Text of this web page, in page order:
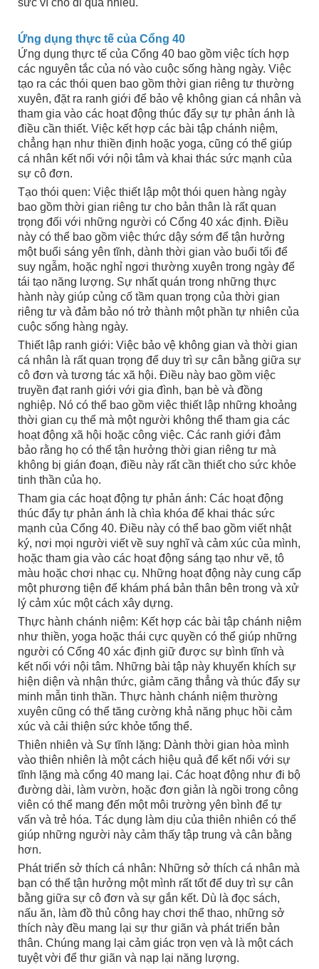
Ứng dụng thực tế của Cổng 40
Ứng dụng thực tế của Cổng 40 bao gồm việc tích hợp
các nguyên tắc của nó vào cuộc sống hàng ngày. Việc
tạo ra các thói quen bao gồm thời gian riêng tư thường
xuyên, đặt ra ranh giới để bảo vệ không gian cá nhân và
tham gia vào các hoạt động thúc đẩy sự tự phản ánh là
điều cần thiết. Việc kết hợp các bài tập chánh niệm,
chẳng hạn như thiền định hoặc yoga, cũng có thể giúp
cá nhân kết nối với nội tâm và khai thác sức mạnh của
sự cô đơn.
Tạo thói quen: Việc thiết lập một thói quen hàng ngày
bao gồm thời gian riêng tư cho bản thân là rất quan
trọng đối với những người có Cổng 40 xác định. Điều
này có thể bao gồm việc thức dậy sớm để tận hưởng
một buổi sáng yên tĩnh, dành thời gian vào buổi tối để
suy ngẫm, hoặc nghỉ ngơi thường xuyên trong ngày để
tái tạo năng lượng. Sự nhất quán trong những thực
hành này giúp củng cố tầm quan trọng của thời gian
riêng tư và đảm bảo nó trở thành một phần tự nhiên của
cuộc sống hàng ngày.
Thiết lập ranh giới: Việc bảo vệ không gian và thời gian
cá nhân là rất quan trọng để duy trì sự cân bằng giữa sự
cô đơn và tương tác xã hội. Điều này bao gồm việc
truyền đạt ranh giới với gia đình, bạn bè và đồng
nghiệp. Nó có thể bao gồm việc thiết lập những khoảng
thời gian cụ thể mà một người không thể tham gia các
hoạt động xã hội hoặc công việc. Các ranh giới đảm
bảo rằng họ có thể tận hưởng thời gian riêng tư mà
không bị gián đoạn, điều này rất cần thiết cho sức khỏe
tinh thần của họ.
Tham gia các hoạt động tự phản ánh: Các hoạt động
thúc đẩy tự phản ánh là chìa khóa để khai thác sức
mạnh của Cổng 40. Điều này có thể bao gồm viết nhật
ký, nơi mọi người viết về suy nghĩ và cảm xúc của mình,
hoặc tham gia vào các hoạt động sáng tạo như vẽ, tô
màu hoặc chơi nhạc cụ. Những hoạt động này cung cấp
một phương tiện để khám phá bản thân bên trong và xử
lý cảm xúc một cách xây dựng.
Thực hành chánh niệm: Kết hợp các bài tập chánh niệm
như thiền, yoga hoặc thái cực quyền có thể giúp những
người có Cổng 40 xác định giữ được sự bình tĩnh và
kết nối với nội tâm. Những bài tập này khuyến khích sự
hiện diện và nhận thức, giảm căng thẳng và thúc đẩy sự
minh mẫn tinh thần. Thực hành chánh niệm thường
xuyên cũng có thể tăng cường khả năng phục hồi cảm
xúc và cải thiện sức khỏe tổng thể.
Thiên nhiên và Sự tĩnh lặng: Dành thời gian hòa mình
vào thiên nhiên là một cách hiệu quả để kết nối với sự
tĩnh lặng mà cổng 40 mang lại. Các hoạt động như đi bộ
đường dài, làm vườn, hoặc đơn giản là ngồi trong công
viên có thể mang đến một môi trường yên bình để tự
vấn và trẻ hóa. Tác dụng làm dịu của thiên nhiên có thể
giúp những người này cảm thấy tập trung và cân bằng
hơn.
Phát triển sở thích cá nhân: Những sở thích cá nhân mà
bạn có thể tận hưởng một mình rất tốt để duy trì sự cân
bằng giữa sự cô đơn và sự gắn kết. Dù là đọc sách,
nấu ăn, làm đồ thủ công hay chơi thể thao, những sở
thích này đều mang lại sự thư giãn và phát triển bản
thân. Chúng mang lại cảm giác trọn vẹn và là một cách
tuyệt vời để thư giãn và nạp lại năng lượng.